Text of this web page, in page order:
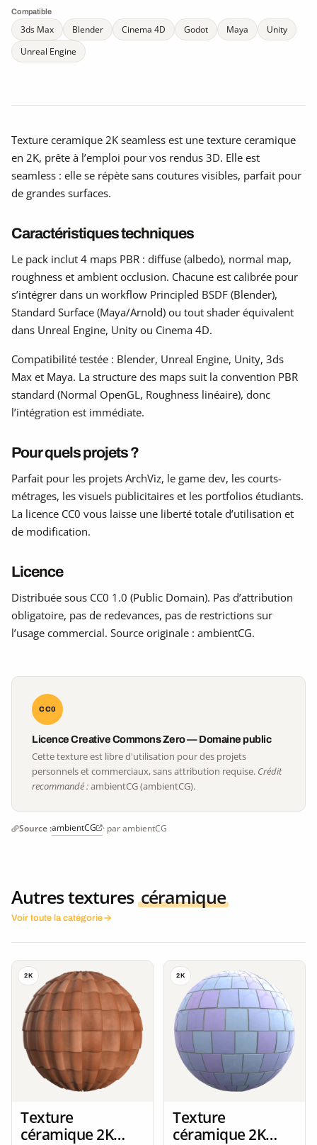
Compatible
3ds Max Blender Cinema 4D Godot Maya
Unity
Unreal Engine
Texture ceramique 2K seamless est une texture ceramique
en 2K, prête à l’emploi pour vos rendus 3D. Elle est
seamless : elle se répète sans coutures visibles, parfait pour
de grandes surfaces.
Caractéristiques techniques
Le pack inclut 4 maps PBR : diffuse (albedo), normal map,
roughness et ambient occlusion. Chacune est calibrée pour
s’intégrer dans un workflow Principled BSDF (Blender),
Standard Surface (Maya/Arnold) ou tout shader équivalent
dans Unreal Engine, Unity ou Cinema 4D.
Compatibilité testée : Blender, Unreal Engine, Unity, 3ds
Max et Maya. La structure des maps suit la convention PBR
standard (Normal OpenGL, Roughness linéaire), donc
l’intégration est immédiate.
Pour quels projets ?
Parfait pour les projets ArchViz, le game dev, les courts-
métrages, les visuels publicitaires et les portfolios étudiants.
La licence CC0 vous laisse une liberté totale d’utilisation et
de modification.
Licence
Distribuée sous CC0 1.0 (Public Domain). Pas d’attribution
obligatoire, pas de redevances, pas de restrictions sur
l’usage commercial. Source originale : ambientCG.
CC0
Licence Creative Commons Zero — Domaine public
Cette texture est libre d'utilisation pour des projets
personnels et commerciaux, sans attribution requise. Crédit
recommandé :ambientCG (ambientCG).
Source :ambientCG · par ambientCG
Autres textures céramique
Voir toute la catégorie
2K
Texture
céramique 2K
2K
Texture
céramique 2K